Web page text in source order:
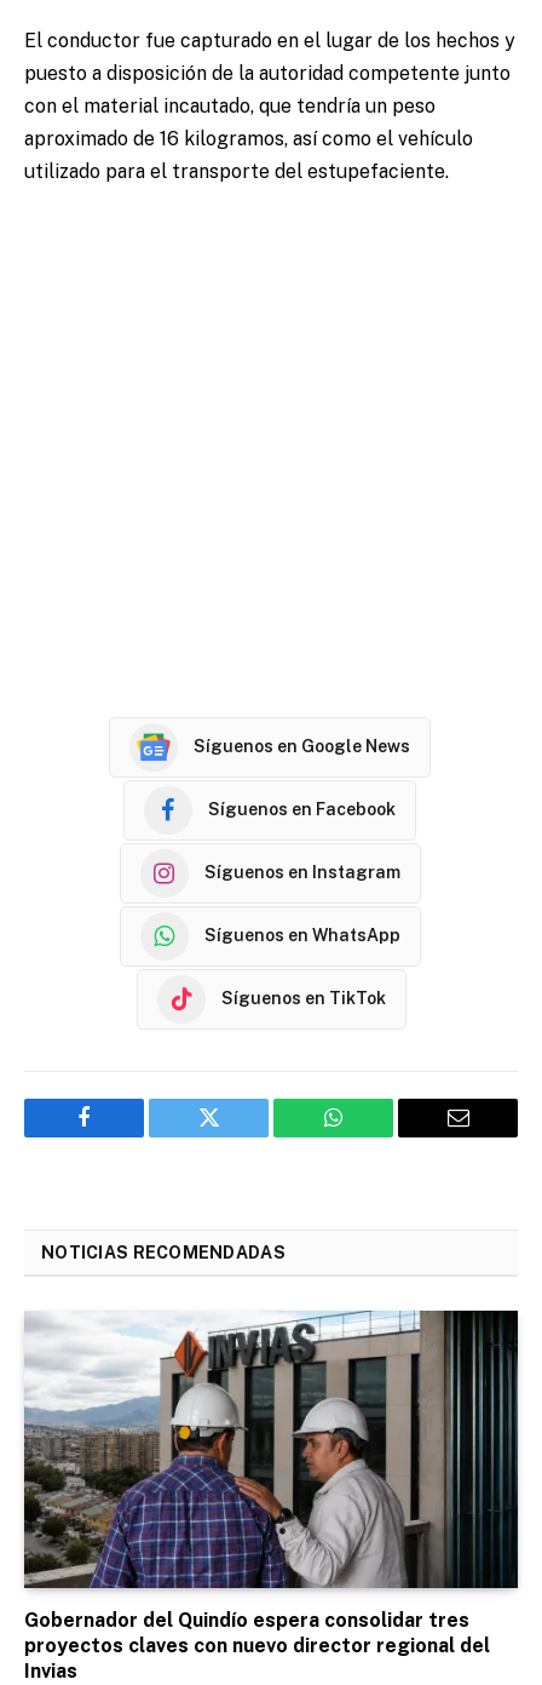
El conductor fue capturado en el lugar de los hechos y
puesto a disposición de la autoridad competente junto
con el material incautado, que tendría un peso
aproximado de 16 kilogramos, así como el vehículo
utilizado para el transporte del estupefaciente.
Síguenos en Google News
Síguenos en Facebook
Síguenos en Instagram
Síguenos en WhatsApp
Síguenos en TikTok
Facebook Twitter WhatsApp Email
NOTICIAS RECOMENDADAS
Gobernador del Quindío espera consolidar tres
proyectos claves con nuevo director regional del
Invias